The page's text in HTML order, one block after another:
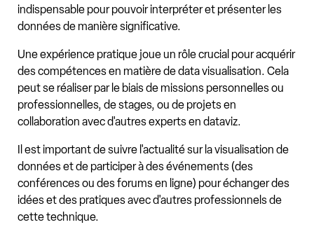
indispensable pour pouvoir interpréter et présenter les
données de manière significative.
Une expérience pratique joue un rôle crucial pour acquérir
des compétences en matière de data visualisation. Cela
peut se réaliser par le biais de missions personnelles ou
professionnelles, de stages, ou de projets en
collaboration avec d'autres experts en dataviz.
Il est important de suivre l'actualité sur la visualisation de
données et de participer à des événements (des
conférences ou des forums en ligne) pour échanger des
idées et des pratiques avec d'autres professionnels de
cette technique.